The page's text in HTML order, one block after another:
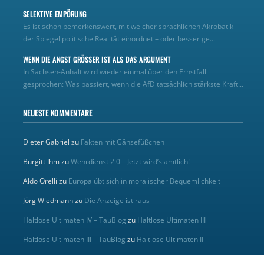
SELEKTIVE EMPÖRUNG
Es ist schon bemerkenswert, mit welcher sprachlichen Akrobatik
der Spiegel politische Realität einordnet – oder besser ge...
WENN DIE ANGST GRÖSSER IST ALS DAS ARGUMENT
In Sachsen-Anhalt wird wieder einmal über den Ernstfall
gesprochen: Was passiert, wenn die AfD tatsächlich stärkste Kraft...
NEUESTE KOMMENTARE
Dieter Gabriel zu Fakten mit Gänsefüßchen
Burgitt IhmzuWehrdienst 2.0 – Jetzt wird’s amtlich!
Aldo Orelli zu Europa übt sich in moralischer Bequemlichkeit
Jörg Wiedmannzu Die Anzeige ist raus
Haltlose Ultimaten IV – TauBlog zu Haltlose Ultimaten III
Haltlose Ultimaten III – TauBlog zu Haltlose Ultimaten II